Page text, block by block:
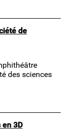
de
des sciences
3D